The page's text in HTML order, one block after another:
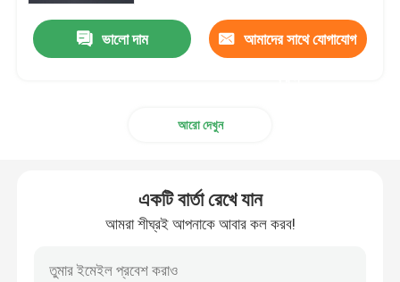
ভালো দাম আমাদের সাথে যোগাযোগ
আরো দেখুন
একটি বার্তা রেখে যান
আমরা শীঘ্রই আপনাকে আবার কল করব!